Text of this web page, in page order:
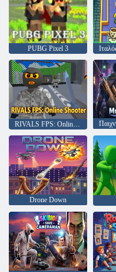
PUBG Pixel 3
RIVALS FPS: Online Shooter
Drone Down